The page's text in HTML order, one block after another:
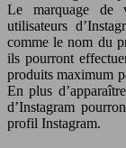
Le marquage de
utilisateurs
comme le nom du
ils pourront
produits maximum
En plus
d’Instagram
profil Instagram.